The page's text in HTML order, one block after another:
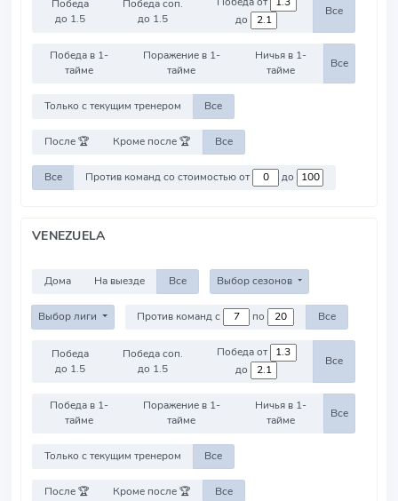
Победа
до 1.5
Победа соп.
до 1.5
до
Все
Победа в 1-
тайме
Поражение в 1-
тайме
Ничья в 1-
тайме
Все
Только с текущим тренером Все
После 🏆 Кроме после 🏆 Все
Все Против команд со стоимостью от до
VENEZUELA
Дома На выезде Все Выбор сезонов
Выбор лиги Против команд с по Все
Победа
до 1.5
Победа соп.
до 1.5
Победа от
до
Все
Победа в 1-
тайме
Поражение в 1-
тайме
Ничья в 1-
тайме
Все
Только с текущим тренером Все
После 🏆 Кроме после 🏆 Все